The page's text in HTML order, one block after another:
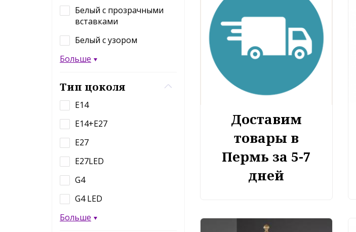
Белый с прозрачными
вставками
Белый с узором
Больше
Тип цоколя
E14
E14+E27
E27
E27LED
G4
G4 LED
Больше
Доставим
товары в
Пермь за 5-7
дней